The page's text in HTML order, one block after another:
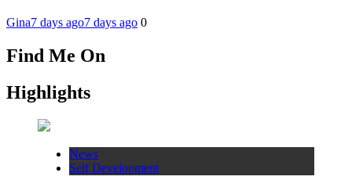
Gina7 days ago7 days ago 0
Find Me On
Highlights
News
Self Development